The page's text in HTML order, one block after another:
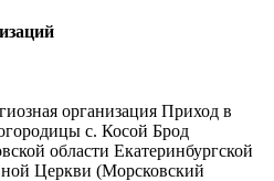
организация Приход в
с. Косой Брод
области Екатеринбургской
Церкви (Морсковский